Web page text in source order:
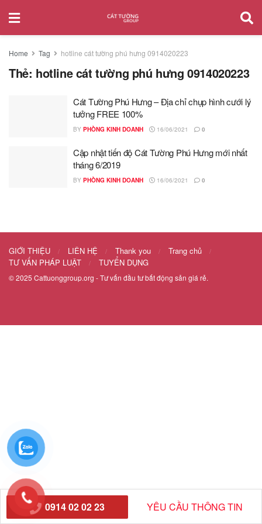
Home Tag hotline cát tường phú hưng 0914020223
Thẻ: hotline cát tường phú hưng 0914020223
Cát Tường Phú Hưng – Địa chỉ chụp hình cưới lý
tưởng FREE 100%
BY PHÒNG KINH DOANH 16/06/2021 0
Cập nhật tiến độ Cát Tường Phú Hưng mới nhất
tháng 6/2019
BY PHÒNG KINH DOANH 16/06/2021 0
GIỚI THIỆU LIÊN HỆ Thank you
Trang chủ
TƯ VẤN PHÁP LUẬT
TUYỂN DỤNG
© 2025 Cattuonggroup.org - Tư vấn đầu tư bất động sản giá rẻ.
0914 02 02 23 YÊU CẦU THÔNG TIN